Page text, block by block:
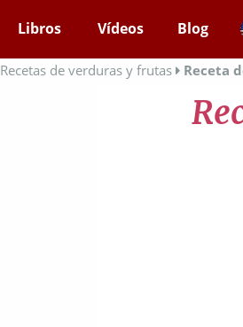
Libros Vídeos Blog
Recetas de verduras y frutas Receta